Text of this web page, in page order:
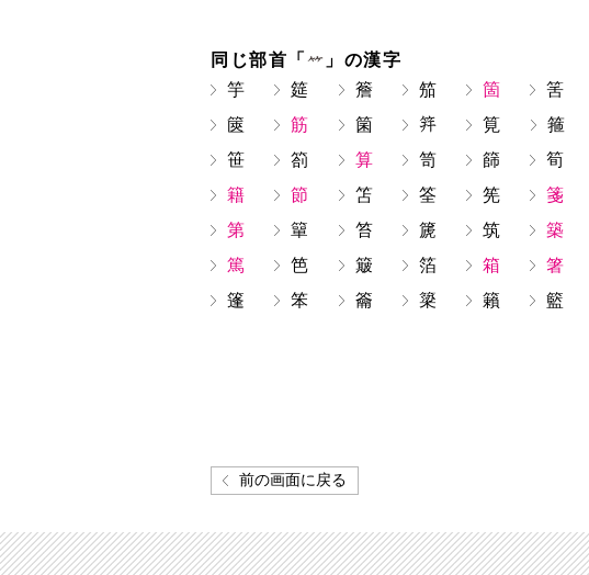
同じ部首「
」の漢字
竽
筵 簷 笳 箇 筈
篋
筋 箘 筧 箍
笹
箚 算 笥 篩 筍
籍
節 笘 筌 筅 箋
第
簞 笞 篪 筑 築
篤
笆 簸 箔 箱 箸
篷
笨 籥 簗 籟 籃
前の画面に戻る